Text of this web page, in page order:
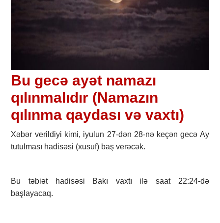
Bu gecə ayət namazı
qılınmalıdır (Namazın
qılınma qaydası və vaxtı)
Xəbər verildiyi kimi, iyulun 27-dən 28-nə keçən gecə Ay
tutulması hadisəsi (xusuf) baş verəcək.
Bu təbiət hadisəsi Bakı vaxtı ilə saat 22:24-də
başlayacaq.